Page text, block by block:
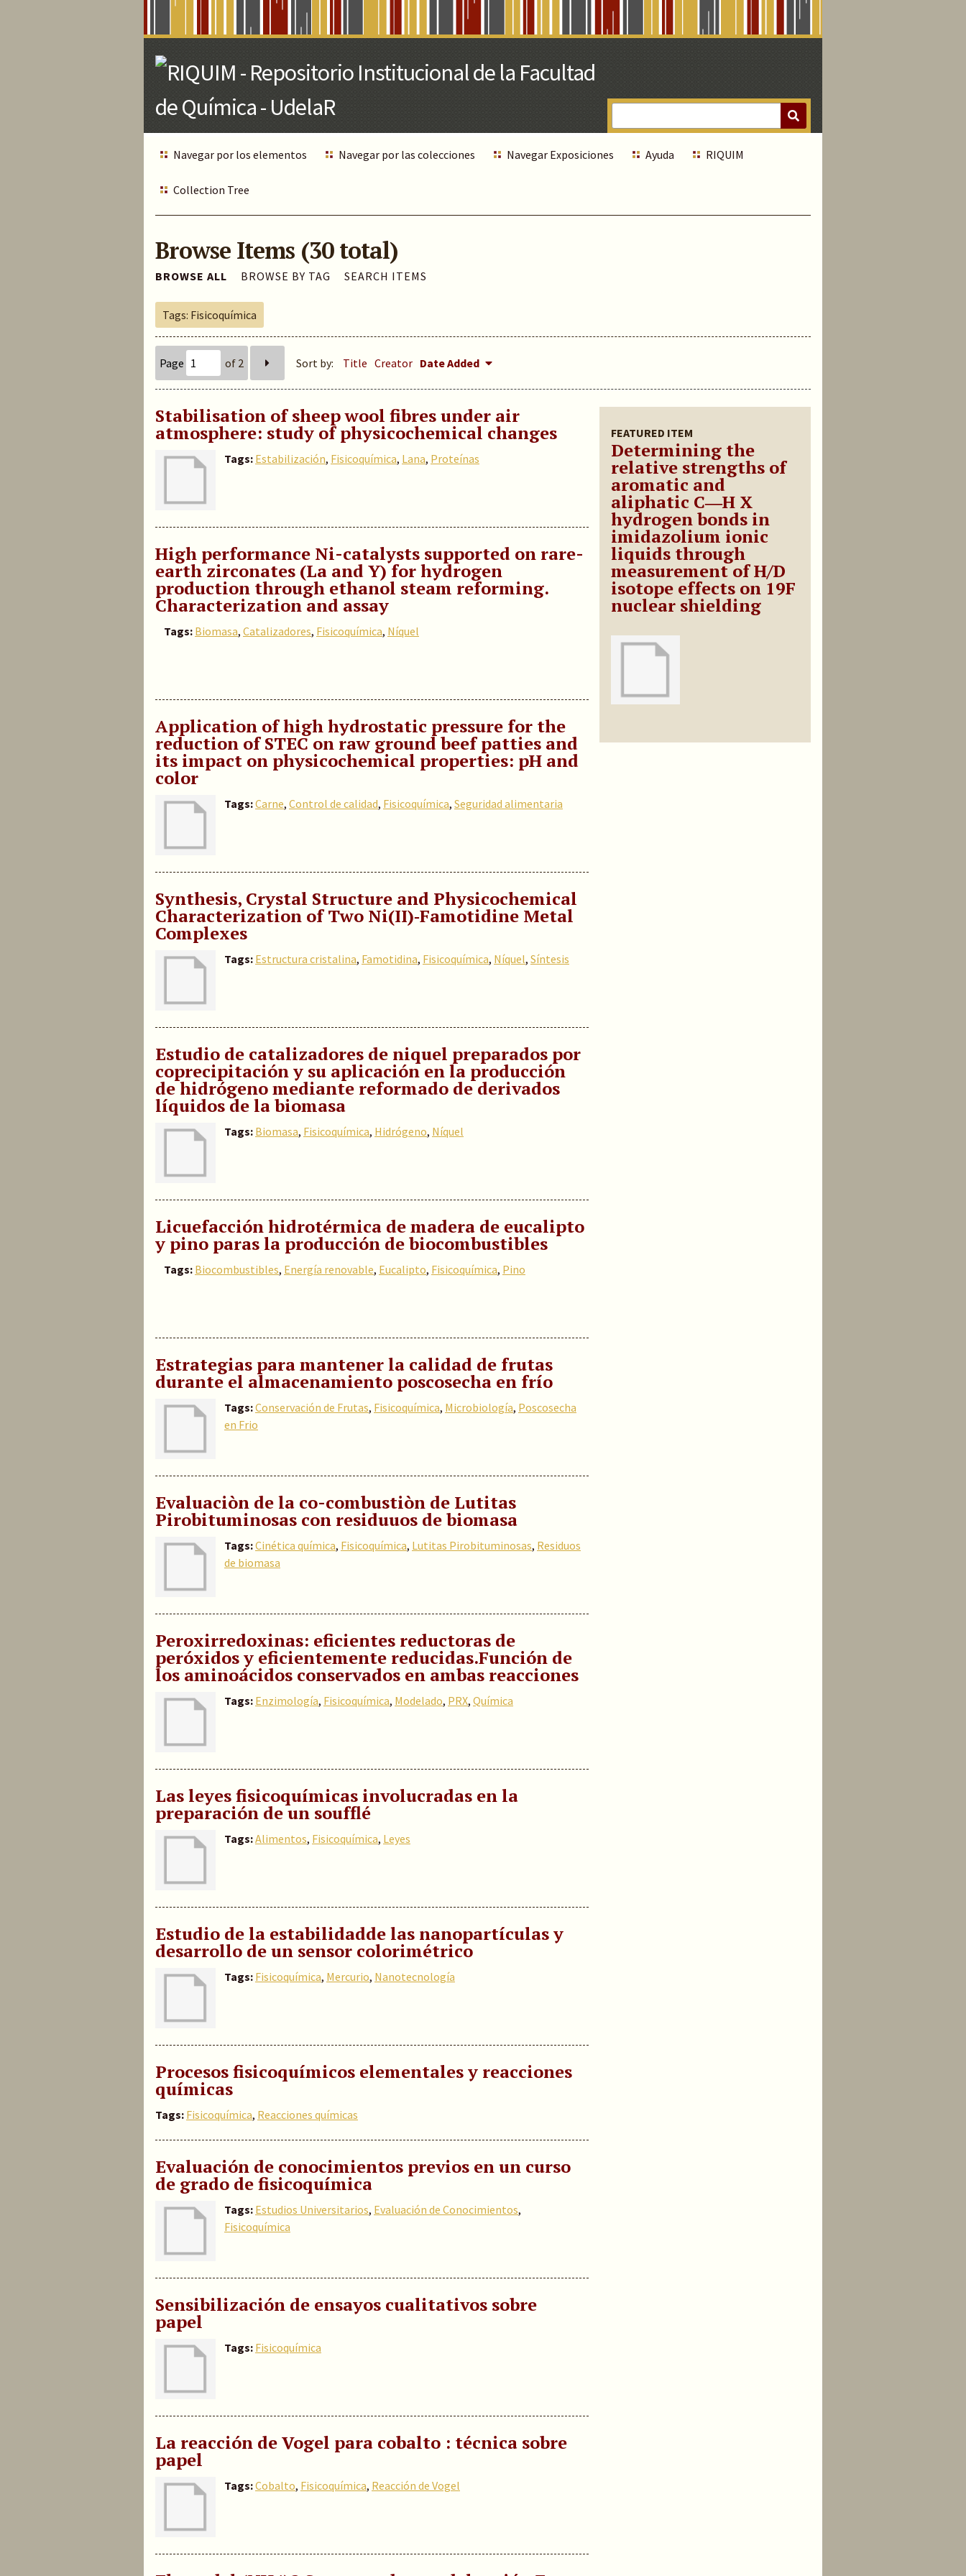
Navegar por los elementos Navegar por las colecciones Navegar Exposiciones Ayuda RIQUIM
Collection Tree
Browse Items (30 total)
BROWSE ALL BROWSE BY TAG SEARCH ITEMS
Tags: Fisicoquímica
Page of 2 Sort by: Title Creator Date Added
FEATURED ITEM
Determining the
relative strengths of
aromatic and
aliphatic C―H X
hydrogen bonds in
imidazolium ionic
liquids through
measurement of H/D
isotope effects on 19F
nuclear shielding
Stabilisation of sheep wool fibres under air
atmosphere: study of physicochemical changes
Tags: Estabilización, Fisicoquímica, Lana, Proteínas
High performance Ni-catalysts supported on rare-
earth zirconates (La and Y) for hydrogen
production through ethanol steam reforming.
Characterization and assay
Tags: Biomasa, Catalizadores, Fisicoquímica, Níquel
Application of high hydrostatic pressure for the
reduction of STEC on raw ground beef patties and
its impact on physicochemical properties: pH and
color
Tags:Carne, Control de calidad, Fisicoquímica, Seguridad alimentaria
Synthesis, Crystal Structure and Physicochemical
Characterization of Two Ni(II)‑Famotidine Metal
Complexes
Tags: Estructura cristalina, Famotidina, Fisicoquímica, Níquel, Síntesis
Estudio de catalizadores de niquel preparados por
coprecipitación y su aplicación en la producción
de hidrógeno mediante reformado de derivados
líquidos de la biomasa
Tags: Biomasa, Fisicoquímica, Hidrógeno, Níquel
Licuefacción hidrotérmica de madera de eucalipto
y pino paras la producción de biocombustibles
Tags: Biocombustibles, Energía renovable, Eucalipto, Fisicoquímica, Pino
Estrategias para mantener la calidad de frutas
durante el almacenamiento poscosecha en frío
Tags:Conservación de Frutas, Fisicoquímica, Microbiología, Poscosecha
en Frio
Evaluaciòn de la co-combustiòn de Lutitas
Pirobituminosas con residuuos de biomasa
Tags:Cinética química, Fisicoquímica, Lutitas Pirobituminosas, Residuos
de biomasa
Peroxirredoxinas: eficientes reductoras de
peróxidos y eficientemente reducidas.Función de
los aminoácidos conservados en ambas reacciones
Tags: Enzimología, Fisicoquímica, Modelado, PRX, Química
Las leyes fisicoquímicas involucradas en la
preparación de un soufflé
Tags:Alimentos, Fisicoquímica, Leyes
Estudio de la estabilidadde las nanopartículas y
desarrollo de un sensor colorimétrico
Tags: Fisicoquímica, Mercurio, Nanotecnología
Procesos fisicoquímicos elementales y reacciones
químicas
Tags: Fisicoquímica, Reacciones químicas
Evaluación de conocimientos previos en un curso
de grado de fisicoquímica
Tags: Estudios Universitarios, Evaluación de Conocimientos,
Fisicoquímica
Sensibilización de ensayos cualitativos sobre
papel
Tags: Fisicoquímica
La reacción de Vogel para cobalto : técnica sobre
papel
Tags:Cobalto, Fisicoquímica, Reacción de Vogel